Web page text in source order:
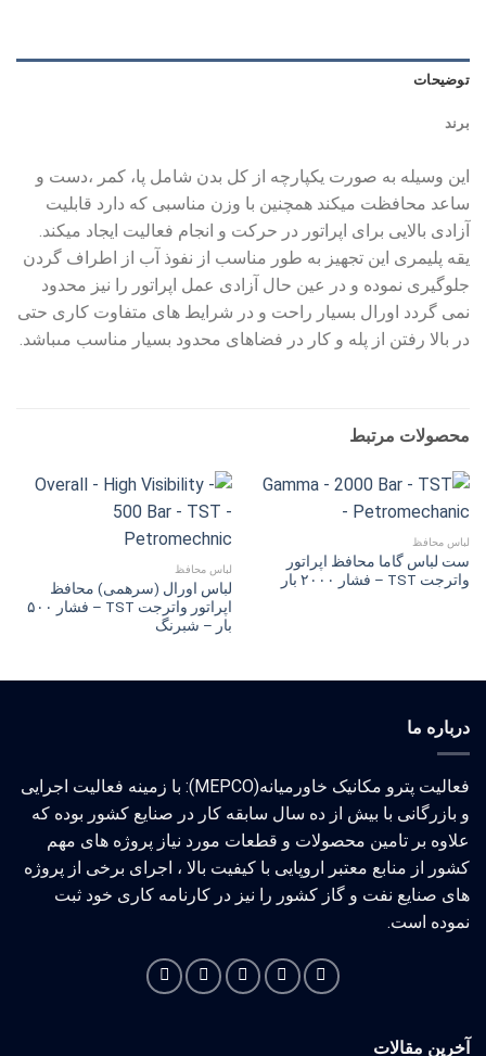
توضیحات
برند
این وسیله به صورت یکپارچه از کل بدن شامل پا، کمر ،دست و
ساعد محافظت میکند همچنین با وزن مناسبى که دارد قابلیت
آزادى بالایى براى اپراتور در حرکت و انجام فعالیت ایجاد میکند.
یقه پلیمرى این تجهیز به طور مناسب از نفوذ آب از اطراف گردن
جلوگیرى نموده و در عین حال آزادى عمل اپراتور را نیز محدود
نمى گردد اورال بسیار راحت و در شرایط هاى متفاوت کارى حتى
در بالا رفتن از پله و کار در فضاهاى محدود بسیار مناسب مىباشد.
محصولات مرتبط
لباس محافظ
ست لباس گاما محافظ اپراتور
واترجت TST – فشار ۲۰۰۰ بار
لباس محافظ
لباس اورال (سرهمی) محافظ
اپراتور واترجت TST – فشار ۵۰۰
بار – شبرنگ
درباره ما
فعالیت پترو مکانیک خاورمیانه(MEPCO): با زمینه فعالیت اجرایی
و بازرگانی با بیش از ده سال سابقه کار در صنایع کشور بوده که
علاوه بر تامین محصولات و قطعات مورد نیاز پروژه های مهم
کشور از منابع معتبر اروپایی با کیفیت بالا ، اجرای برخی از پروژه
های صنایع نفت و گاز کشور را نیز در کارنامه کاری خود ثبت
نموده است.
آخرین مقالات